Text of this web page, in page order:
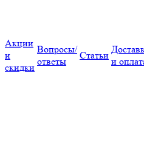
Акции
и
скидки
Вопросы/
ответы
Статьи
и